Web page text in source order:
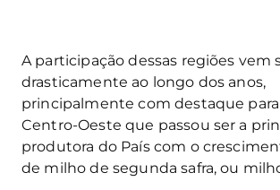
A participação dessas regiões vem
drasticamente ao longo dos anos,
principalmente com destaque para
Centro-Oeste que passou ser a
produtora do País com o
de milho de segunda safra, ou